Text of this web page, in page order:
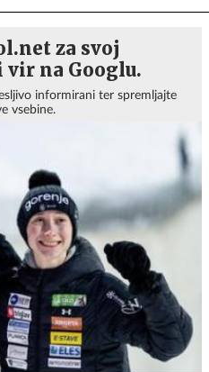
za svoj
na Googlu.
informirani ter spremljajte
vsebine.